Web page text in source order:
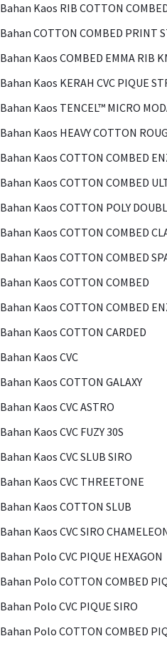
Bahan Kaos RIB COTTON
Bahan COTTON COMBED PRINT
Bahan Kaos COMBED EMMA RIB
Bahan Kaos KERAH CVC PIQUE
Bahan Kaos TENCEL™ MICRO
Bahan Kaos HEAVY COTTON
Bahan Kaos COTTON COMBED
Bahan Kaos COTTON COMBED
Bahan Kaos COTTON POLY
Bahan Kaos COTTON COMBED
Bahan Kaos COTTON COMBED
Bahan Kaos COTTON COMBED
Bahan Kaos COTTON COMBED
Bahan Kaos COTTON CARDED
Bahan Kaos CVC
Bahan Kaos COTTON GALAXY
Bahan Kaos CVC ASTRO
Bahan Kaos CVC FUZY 30S
Bahan Kaos CVC SLUB SIRO
Bahan Kaos CVC THREETONE
Bahan Kaos COTTON SLUB
Bahan Kaos CVC SIRO
Bahan Polo CVC PIQUE HEXAGON
Bahan Polo COTTON COMBED
Bahan Polo CVC PIQUE SIRO
Bahan Polo COTTON COMBED